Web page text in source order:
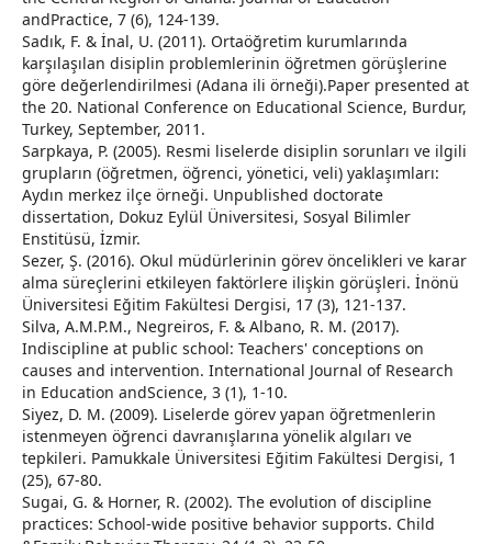
andPractice, 7 (6), 124-139.
Sadık, F. & İnal, U. (2011). Ortaöğretim kurumlarında
karşılaşılan disiplin problemlerinin öğretmen görüşlerine
göre değerlendirilmesi (Adana ili örneği).Paper presented at
the 20. National Conference on Educational Science, Burdur,
Turkey, September, 2011.
Sarpkaya, P. (2005). Resmi liselerde disiplin sorunları ve ilgili
grupların (öğretmen, öğrenci, yönetici, veli) yaklaşımları:
Aydın merkez ilçe örneği. Unpublished doctorate
dissertation, Dokuz Eylül Üniversitesi, Sosyal Bilimler
Enstitüsü, İzmir.
Sezer, Ş. (2016). Okul müdürlerinin görev öncelikleri ve karar
alma süreçlerini etkileyen faktörlere ilişkin görüşleri. İnönü
Üniversitesi Eğitim Fakültesi Dergisi, 17 (3), 121-137.
Silva, A.M.P.M., Negreiros, F. & Albano, R. M. (2017).
Indiscipline at public school: Teachers' conceptions on
causes and intervention. International Journal of Research
in Education andScience, 3 (1), 1-10.
Siyez, D. M. (2009). Liselerde görev yapan öğretmenlerin
istenmeyen öğrenci davranışlarına yönelik algıları ve
tepkileri. Pamukkale Üniversitesi Eğitim Fakültesi Dergisi, 1
(25), 67-80.
Sugai, G. & Horner, R. (2002). The evolution of discipline
practices: School-wide positive behavior supports. Child